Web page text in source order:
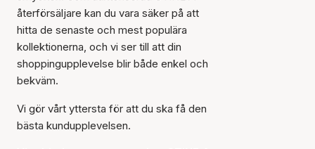
återförsäljare kan du vara säker på att
hitta de senaste och mest populära
kollektionerna, och vi ser till att din
shoppingupplevelse blir både enkel och
bekväm.
Vi gör vårt yttersta för att du ska få den
bästa kundupplevelsen.